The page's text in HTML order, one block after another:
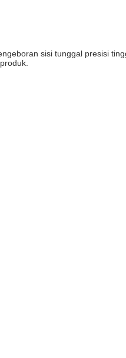
sisi tunggal presisi